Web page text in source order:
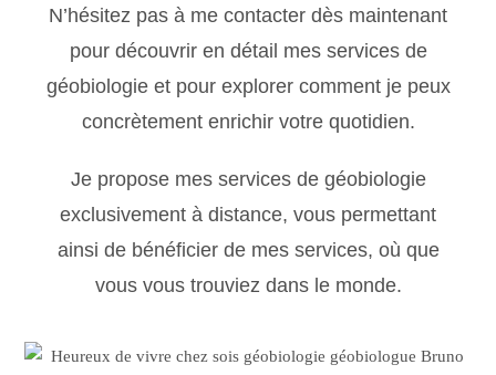
N’hésitez pas à me contacter dès maintenant
pour découvrir en détail mes services de
géobiologie et pour explorer comment je peux
concrètement enrichir votre quotidien.
Je propose mes services de géobiologie
exclusivement à distance, vous permettant
ainsi de bénéficier de mes services, où que
vous vous trouviez dans le monde.